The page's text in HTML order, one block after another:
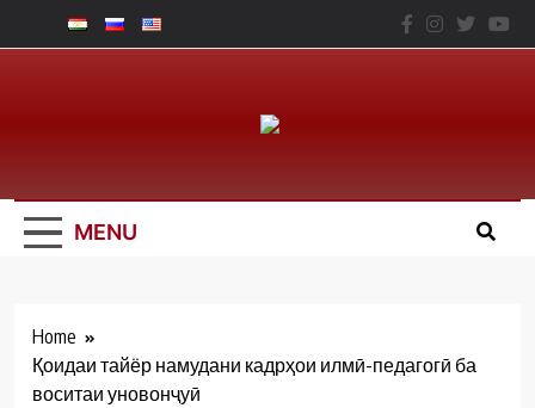
to
Юридический
Факальтет – ТНУ
MENU
Home
Қоидаи тайёр намудани кадрҳои илмӣ-педагогӣ ба
воситаи уновонҷуӣ